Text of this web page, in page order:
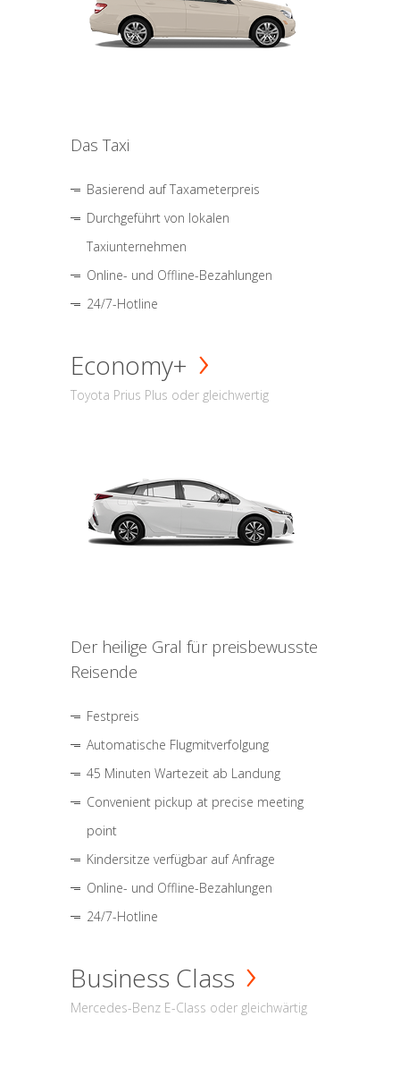
Das Taxi
Basierend auf Taxameterpreis
Durchgeführt von lokalen
Taxiunternehmen
Online- und Offline-Bezahlungen
24/7-Hotline
Economy+
Toyota Prius Plus oder gleichwertig
Der heilige Gral für preisbewusste
Reisende
Festpreis
Automatische Flugmitverfolgung
45 Minuten Wartezeit ab Landung
Convenient pickup at precise meeting
point
Kindersitze verfügbar auf Anfrage
Online- und Offline-Bezahlungen
24/7-Hotline
Business Class
Mercedes-Benz E-Class oder gleichwärtig